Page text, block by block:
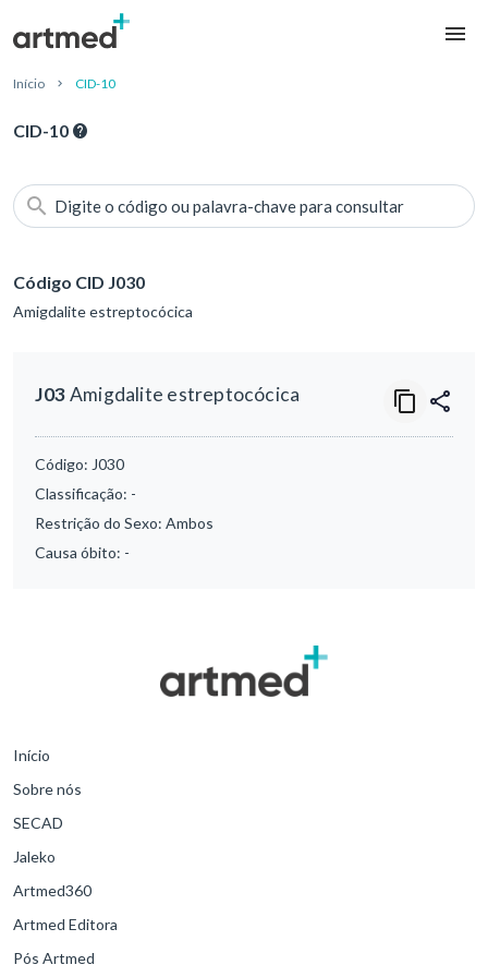
Início CID-10
CID-10
Digite o código ou palavra-chave para consultar
Código CID J030
Amigdalite estreptocócica
J03Amigdalite estreptocócica
Código: J030
Classificação: -
Restrição do Sexo: Ambos
Causa óbito: -
Início
Sobre nós
SECAD
Jaleko
Artmed360
Artmed Editora
Pós Artmed